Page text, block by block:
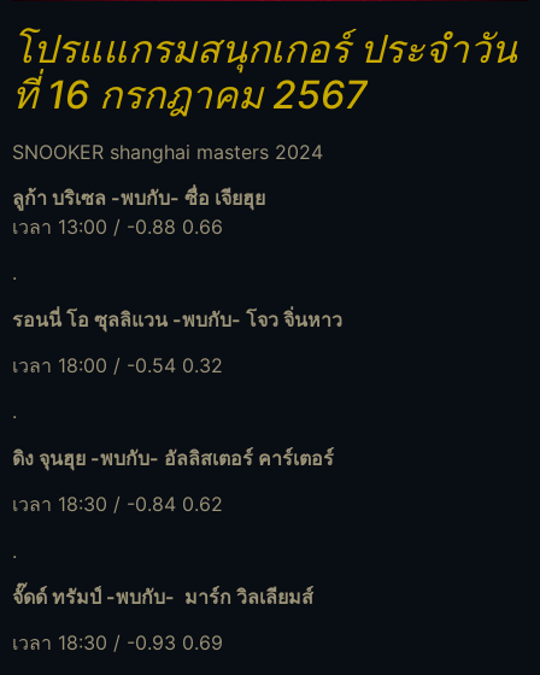
โปรแแกรมสนุกเกอร์ ประจำวัน
ที่ 16 กรกฎาคม 2567
SNOOKER shanghai masters 2024
ลูก้า บริเซล -พบกับ- ซื่อ เจียฮุย
เวลา 13:00 / -0.88 0.66
.
รอนนี่ โอ ซุลลิแวน -พบกับ- โจว จิ่นหาว
เวลา 18:00 / -0.54 0.32
.
ดิง จุนฮุย -พบกับ- อัลลิสเตอร์ คาร์เตอร์
เวลา 18:30 / -0.84 0.62
.
จั๊ดด์ ทรัมป์ -พบกับ- มาร์ก วิลเลียมส์
เวลา 18:30 / -0.93 0.69